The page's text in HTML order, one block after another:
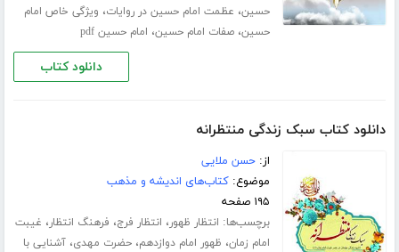
حسین، عظمت امام حسین در روایات، ویژگی خاص امام
حسین،صفات امام حسین، امام حسین pdf
دانلود کتاب
دانلود کتاب سبک زندگی منتظرانه
از:حسن ملایی
موضوع:کتاب‌های اندیشه و مذهب
۱۹۵ صفحه
برچسب‌ها: انتظار ظهور، انتظار فرج، فرهنگ انتظار، غیبت
امام زمان، ظهور امام دوازدهم،حضرت مهدی،آشنایی با